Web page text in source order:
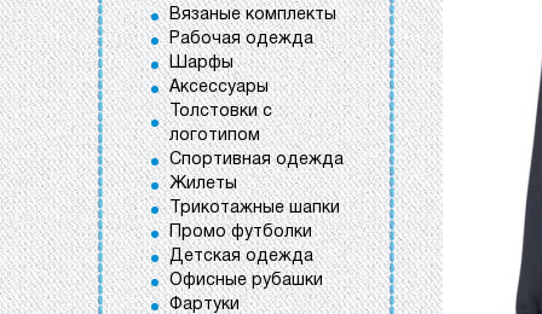
Вязаные комплекты
Рабочая одежда
Шарфы
Аксессуары
Толстовки с
логотипом
Спортивная одежда
Жилеты
Трикотажные шапки
Промо футболки
Детская одежда
Офисные рубашки
Фартуки